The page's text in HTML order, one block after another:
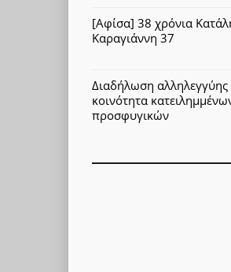
[Αφίσα] 38 χρόνια
Καραγιάννη 37
Διαδήλωση αλληλεγγύης
κοινότητα
προσφυγικών